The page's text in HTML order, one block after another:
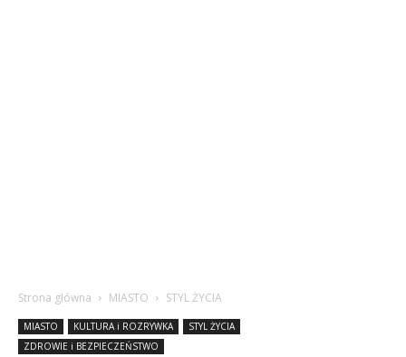
Strona główna MIASTO STYL ŻYCIA
MIASTO KULTURA i ROZRYWKA
STYL ŻYCIA
ZDROWIE i BEZPIECZEŃSTWO